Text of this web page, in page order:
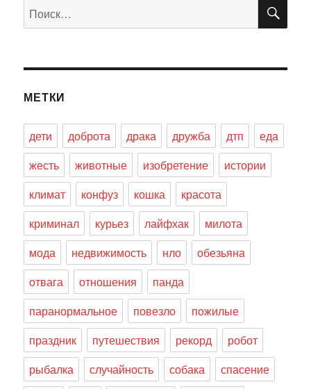
Искать:
МЕТКИ
дети доброта драка дружба дтп
еда
жесть
животные изобретение
истории
климат
конфуз кошка
красота
криминал
курьез лайфхак
милота
мода
недвижимость нло
обезьяна
отвага
отношения
панда
паранормальное
повезло
пожилые
праздник
путешествия рекорд
робот
рыбалка
случайность собака
спасение